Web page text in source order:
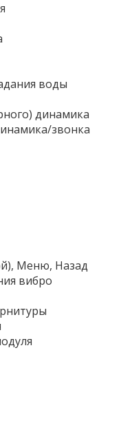
воды
динамика
звонка
Меню, Назад
вибро